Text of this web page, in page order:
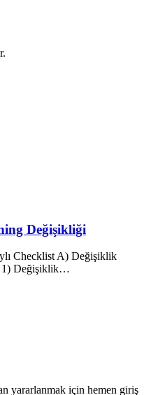
Değişikliği
Checklist A) Değişiklik
1) Değişiklik…
yararlanmak için hemen giriş